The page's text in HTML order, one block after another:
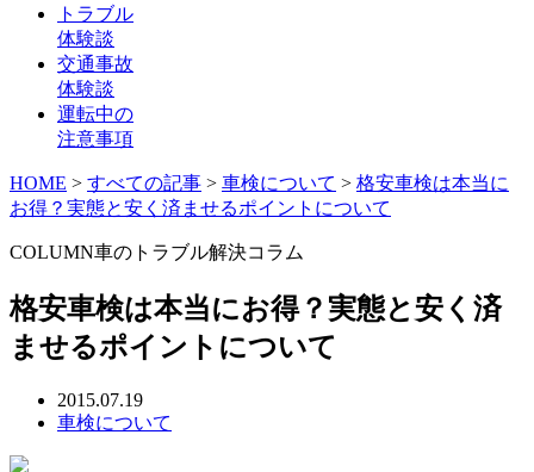
トラブル
体験談
交通事故
体験談
運転中の
注意事項
HOME > すべての記事 > 車検について > 格安車検は本当に
お得？実態と安く済ませるポイントについて
COLUMN車のトラブル解決コラム
格安車検は本当にお得？実態と安く済
ませるポイントについて
2015.07.19
車検について